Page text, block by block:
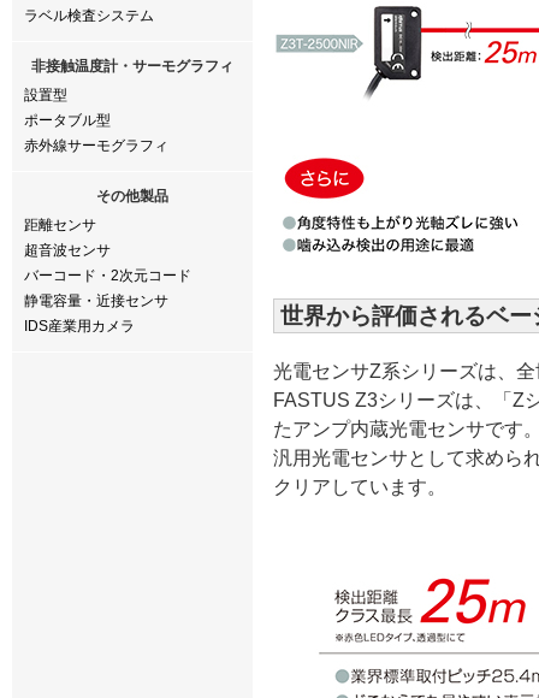
ラベル検査システム
非接触温度計・サーモグラフィ
設置型
ポータブル型
赤外線サーモグラフィ
その他製品
距離センサ
超音波センサ
バーコード・2次元コード
静電容量・近接センサ
IDS産業用カメラ
世界から評価されるベ
光電センサZ系シリーズは、
FASTUS Z3シリーズは、「Z
たアンプ内蔵光電センサです
汎用光電センサとして求めら
クリアしています。